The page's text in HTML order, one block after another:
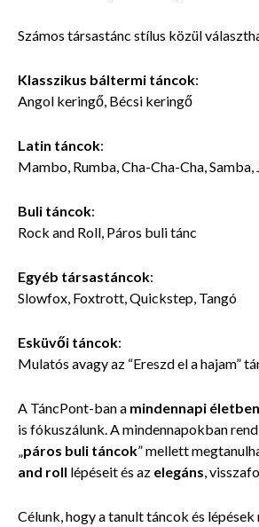
Számos társastánc stílus közül
Klasszikus báltermi táncok:
Angol keringő, Bécsi keringő
Latin táncok:
Mambo, Rumba, Cha-Cha-Cha, Samba,
Buli táncok:
Rock and Roll, Páros buli tánc
Egyéb társastáncok:
Slowfox, Foxtrott, Quickstep, Tangó
Esküvői táncok:
Mulatós avagy az “Ereszd el a hajam”
A TáncPont-ban a mindennapi életben
is fókuszálunk. A mindennapokban
„páros buli táncok” mellett
and roll lépéseit és az elegáns,
Célunk, hogy a tanult táncok és lépések